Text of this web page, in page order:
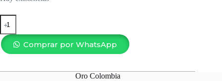
TOPO
MINI
CORAZON
DESTELLO
cantidad
Comprar por WhatsApp
Oro Colombia